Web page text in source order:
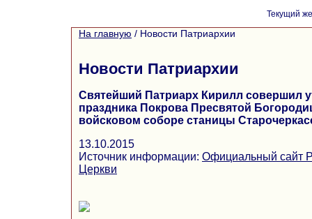
Текущий
На главную / Новости Патриархии
Новости Патриархии
Святейший Патриарх Кирилл совершил
праздника Покрова Пресвятой
войсковом соборе станицы
13.10.2015
Источник информации: Официальный сайт
Церкви